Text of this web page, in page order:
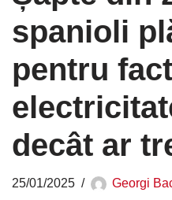
spanioli
pentru
decât ar
25/01/2025 Georgi